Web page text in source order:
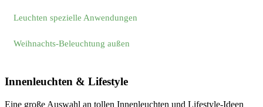
Leuchten spezielle Anwendungen
Weihnachts-Beleuchtung außen
Innenleuchten & Lifestyle
Eine große Auswahl an tollen Innenleuchten und Lifestyle-Ideen